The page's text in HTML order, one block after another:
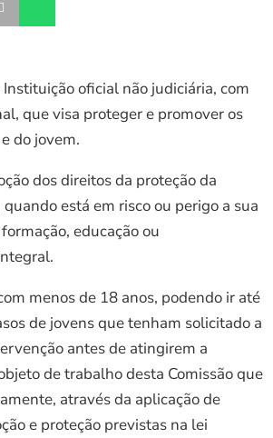
oficial não judiciária, com
que visa proteger e promover os
do jovem.
dos direitos da proteção da
está em risco ou perigo a sua
educação ou
menos de 18 anos, podendo ir até
de jovens que tenham solicitado a
antes de atingirem a
de trabalho desta Comissão que
através da aplicação de
e proteção previstas na lei